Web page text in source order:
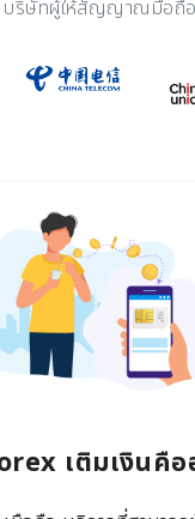
บริษัทผู้ให้สัญญาณมือถือ
เติมเงินคือ